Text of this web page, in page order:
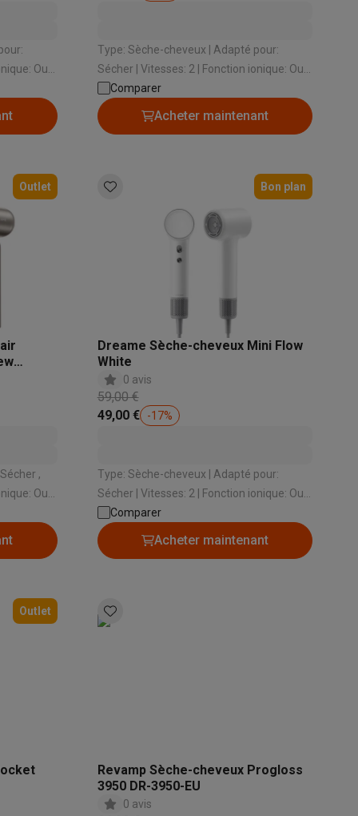
Fold8
Coques Galaxy Flip8 & Fold8 (Ultra)
de bureau
Playstation
Switch
virtuelle SimRacing
Brosses à dents électriques connectées
Type: Sèche-cheveux | Adapté pour:
Sécher | Vitesses: 2 | Fonction ionique: Oui |
Température maximale: 57 °
Comparer
Acheter maintenant
Outlet Bon plan
Dreame Sèche-cheveux Mini Flow
White
0 avis
59,00 €
49,00 €
-17%
Type: Sèche-cheveux | Adapté pour:
Sécher | Vitesses: 2 | Fonction ionique: Oui |
Puissance: 1200 W
Comparer
Acheter maintenant
Outlet
Revamp Sèche-cheveux Progloss
3950 DR-3950-EU
0 avis